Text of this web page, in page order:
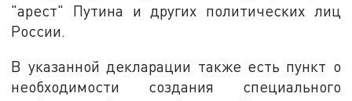
"арест" Путина и других политических лиц
России.
В указанной декларации также есть пункт о
необходимости создания специального